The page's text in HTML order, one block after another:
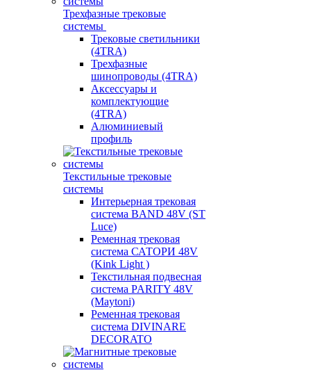
Трехфазные трековые
системы
Трековые светильники
(4TRA)
Трехфазные
шинопроводы (4TRA)
Аксессуары и
комплектующие
(4TRA)
Алюминиевый
профиль
Текстильные трековые
системы
Интерьерная трековая
система BAND 48V (ST
Luce)
Ременная трековая
система САТОРИ 48V
(Kink Light )
Текстильная подвесная
система PARITY 48V
(Maytoni)
Ременная трековая
система DIVINARE
DECORATO